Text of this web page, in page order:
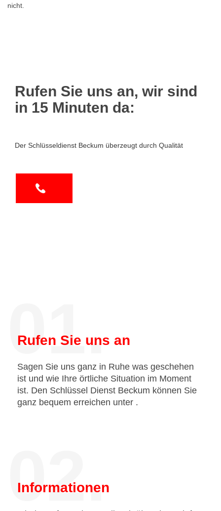
nicht.
Rufen Sie uns an, wir sind
in 15 Minuten da:
Der Schlüsseldienst Beckum überzeugt durch Qualität
01.
Rufen Sie uns an
Sagen Sie uns ganz in Ruhe was geschehen
ist und wie Ihre örtliche Situation im Moment
ist. Den Schlüssel Dienst Beckum können Sie
ganz bequem erreichen unter .
02.
Informationen